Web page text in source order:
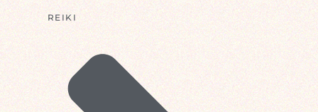
REIKI